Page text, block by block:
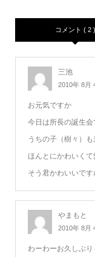
コメント ( 2 )
三池
2010年 8月
お元気ですか
今日は所長の誕生会
うちの子（樹々）も
ほんとにかわいくて
そう君かわいいです
やまもと
2010年 8月
わーわーお久しぶり